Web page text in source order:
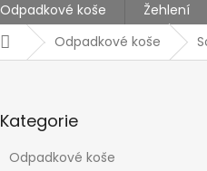
Odpadkové koše Žehlení
DomůOdpadkové koše
kategorie
Kategorie
Odpadkové koše